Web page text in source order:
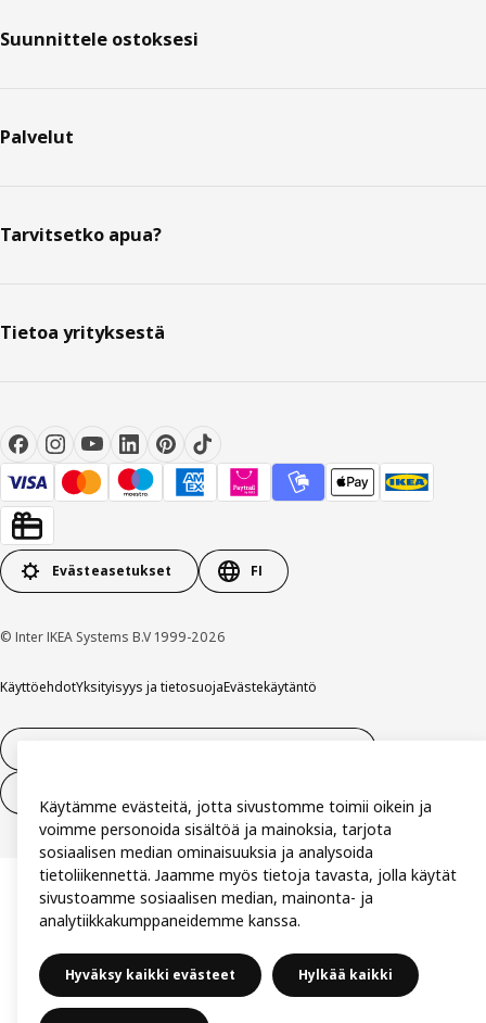
Suunnittele ostoksesi
Palvelut
Tarvitsetko apua?
Tietoa yrityksestä
Evästeasetukset FI
© Inter IKEA Systems B.V 1999-2026
KäyttöehdotYksityisyys ja tietosuojaEvästekäytäntö
Käytämme evästeitä, jotta sivustomme toimii oikein ja
voimme personoida sisältöä ja mainoksia, tarjota
sosiaalisen median ominaisuuksia ja analysoida
tietoliikennettä. Jaamme myös tietoja tavasta, jolla käytät
sivustoamme sosiaalisen median, mainonta- ja
analytiikkakumppaneidemme kanssa.
Hyväksy kaikki evästeet Hylkää kaikki